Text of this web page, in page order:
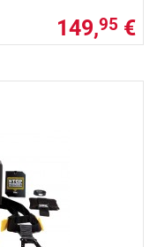
149,95 €